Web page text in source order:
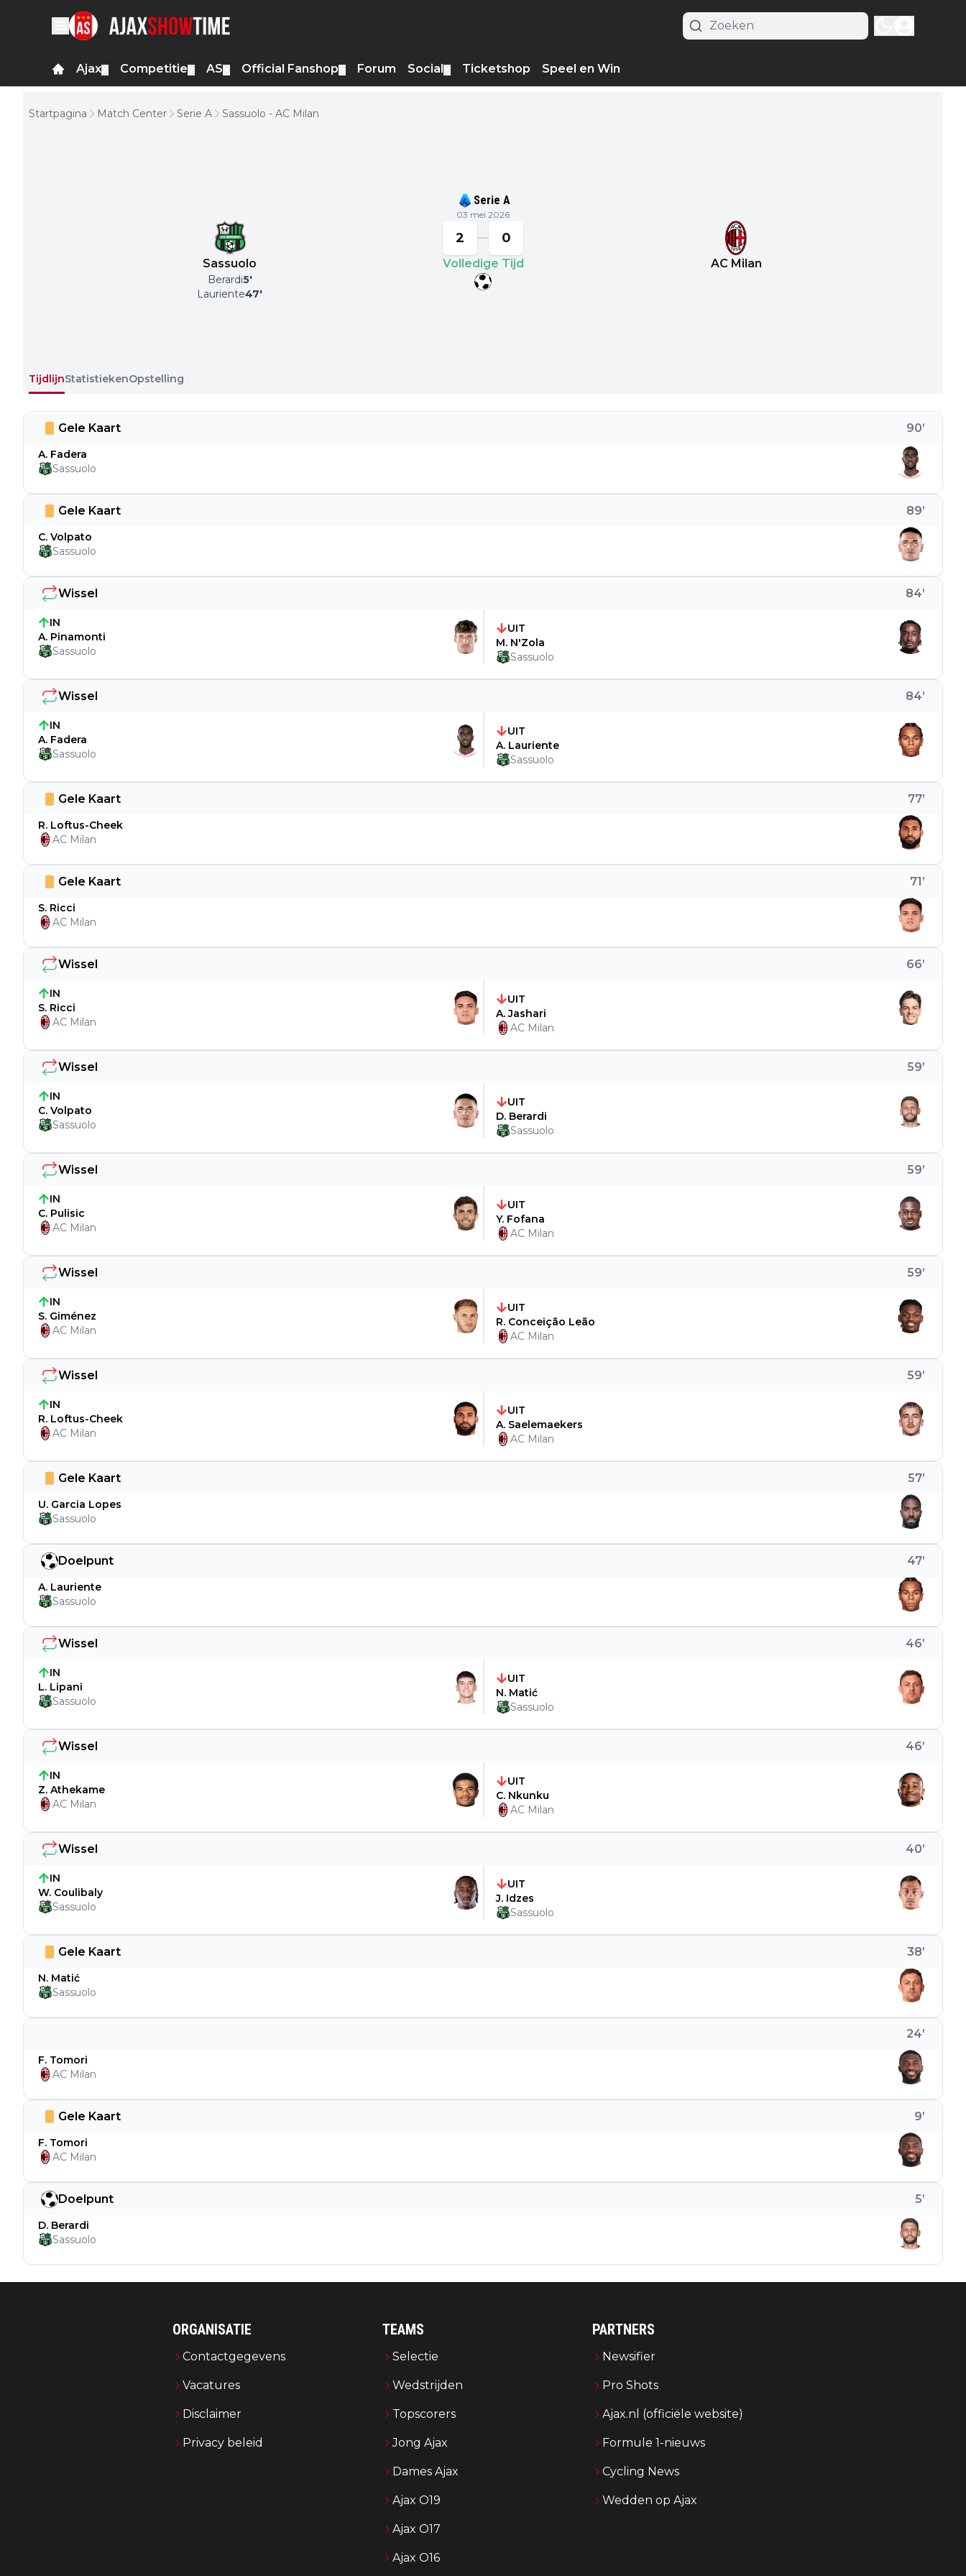
Ajax Competitie AS Official Fanshop Forum Social Ticketshop Speel en Win
Startpagina Match Center Serie A Sassuolo - AC Milan
Serie A
03 mei 2026
Sassuolo
Berardi5'
Lauriente47'
2 0
Volledige Tijd AC Milan
TijdlijnStatistiekenOpstelling
Doelpunt 5’
D. Berardi
Sassuolo
Gele Kaart 9’
F. Tomori
AC Milan
24’
F. Tomori
AC Milan
Gele Kaart 38’
N. Matić
Sassuolo
Wissel 40’
IN
W. Coulibaly
Sassuolo
UIT
J. Idzes
Sassuolo
Wissel 46’
IN
Z. Athekame
AC Milan
UIT
C. Nkunku
AC Milan
Wissel 46’
IN
L. Lipani
Sassuolo
UIT
N. Matić
Sassuolo
Doelpunt 47’
A. Lauriente
Sassuolo
Gele Kaart 57’
U. Garcia Lopes
Sassuolo
Wissel 59’
IN
R. Loftus-Cheek
AC Milan
UIT
A. Saelemaekers
AC Milan
Wissel 59’
IN
S. Giménez
AC Milan
UIT
R. Conceição Leão
AC Milan
Wissel 59’
IN
C. Pulisic
AC Milan
UIT
Y. Fofana
AC Milan
Wissel 59’
IN
C. Volpato
Sassuolo
UIT
D. Berardi
Sassuolo
Wissel 66’
IN
S. Ricci
AC Milan
UIT
A. Jashari
AC Milan
Gele Kaart 71’
S. Ricci
AC Milan
Gele Kaart 77’
R. Loftus-Cheek
AC Milan
Wissel 84’
IN
A. Fadera
Sassuolo
UIT
A. Lauriente
Sassuolo
Wissel 84’
IN
A. Pinamonti
Sassuolo
UIT
M. N'Zola
Sassuolo
Gele Kaart 89’
C. Volpato
Sassuolo
Gele Kaart 90’
A. Fadera
Sassuolo
ORGANISATIE
Contactgegevens
Vacatures
Disclaimer
Privacy beleid
TEAMS
Selectie
Wedstrijden
Topscorers
Jong Ajax
Dames Ajax
Ajax O19
Ajax O17
Ajax O16
PARTNERS
Newsifier
Pro Shots
Ajax.nl (officiële website)
Formule 1-nieuws
Cycling News
Wedden op Ajax